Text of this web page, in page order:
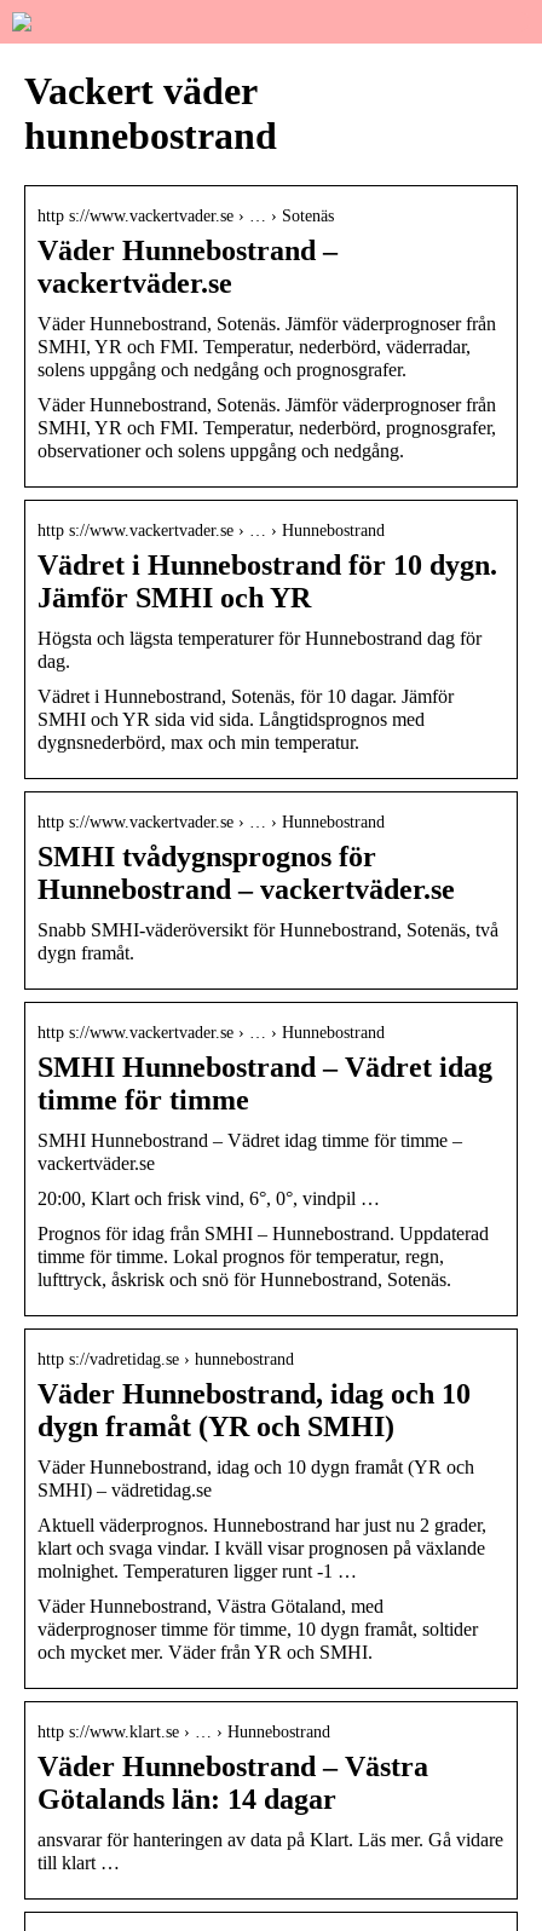
Vackert väder
hunnebostrand
http s://www.vackertvader.se › … › Sotenäs
Väder Hunnebostrand –
vackertväder.se
Väder Hunnebostrand, Sotenäs. Jämför väderprognoser från
SMHI, YR och FMI. Temperatur, nederbörd, väderradar,
solens uppgång och nedgång och prognosgrafer.
Väder Hunnebostrand, Sotenäs. Jämför väderprognoser från
SMHI, YR och FMI. Temperatur, nederbörd, prognosgrafer,
observationer och solens uppgång och nedgång.
http s://www.vackertvader.se › … › Hunnebostrand
Vädret i Hunnebostrand för 10 dygn.
Jämför SMHI och YR
Högsta och lägsta temperaturer för Hunnebostrand dag för
dag.
Vädret i Hunnebostrand, Sotenäs, för 10 dagar. Jämför
SMHI och YR sida vid sida. Långtidsprognos med
dygnsnederbörd, max och min temperatur.
http s://www.vackertvader.se › … › Hunnebostrand
SMHI tvådygnsprognos för
Hunnebostrand – vackertväder.se
Snabb SMHI-väderöversikt för Hunnebostrand, Sotenäs, två
dygn framåt.
http s://www.vackertvader.se › … › Hunnebostrand
SMHI Hunnebostrand – Vädret idag
timme för timme
SMHI Hunnebostrand – Vädret idag timme för timme –
vackertväder.se
20:00, Klart och frisk vind, 6°, 0°, vindpil …
Prognos för idag från SMHI – Hunnebostrand. Uppdaterad
timme för timme. Lokal prognos för temperatur, regn,
lufttryck, åskrisk och snö för Hunnebostrand, Sotenäs.
http s://vadretidag.se › hunnebostrand
Väder Hunnebostrand, idag och 10
dygn framåt (YR och SMHI)
Väder Hunnebostrand, idag och 10 dygn framåt (YR och
SMHI) – vädretidag.se
Aktuell väderprognos. Hunnebostrand har just nu 2 grader,
klart och svaga vindar. I kväll visar prognosen på växlande
molnighet. Temperaturen ligger runt -1 …
Väder Hunnebostrand, Västra Götaland, med
väderprognoser timme för timme, 10 dygn framåt, soltider
och mycket mer. Väder från YR och SMHI.
http s://www.klart.se › … › Hunnebostrand
Väder Hunnebostrand – Västra
Götalands län: 14 dagar
ansvarar för hanteringen av data på Klart. Läs mer. Gå vidare
till klart …